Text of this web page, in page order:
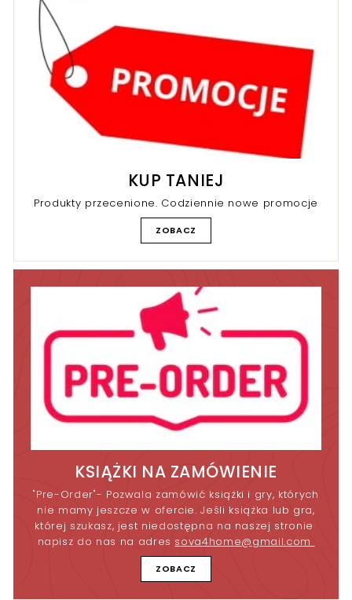
KUP TANIEJ
Produkty przecenione. Codziennie nowe promocje
ZOBACZ
KSIĄŻKI NA ZAMÓWIENIE
"Pre-Order"- Pozwala zamówić książki i gry, których
nie mamy jeszcze w ofercie. Jeśli książka lub gra,
której szukasz, jest niedostępna na naszej stronie
napisz do nas na adres sova4home@gmail.com
ZOBACZ